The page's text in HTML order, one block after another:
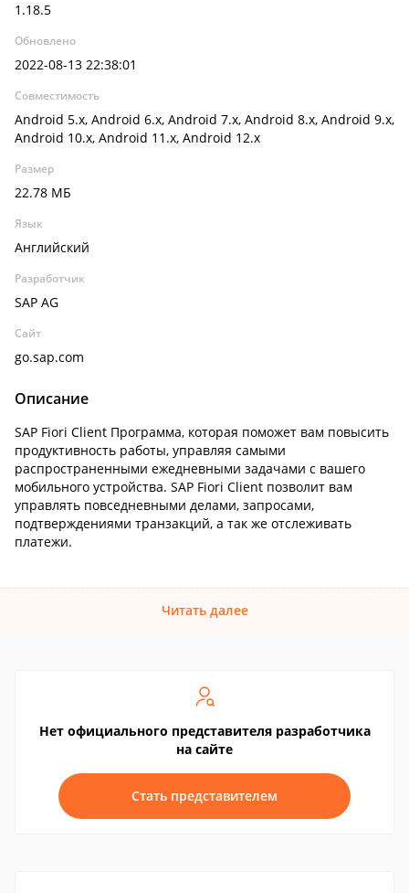
1.18.5
Обновлено
2022-08-13 22:38:01
Совместимость
Android 5.x, Android 6.x, Android 7.x, Android 8.x, Android 9.x,
Android 10.x, Android 11.x, Android 12.x
Размер
22.78 МБ
Язык
Английский
Разработчик
SAP AG
Сайт
go.sap.com
Описание
SAP Fiori Client Программа, которая поможет вам повысить
продуктивность работы, управляя самыми
распространенными ежедневными задачами с вашего
мобильного устройства. SAP Fiori Client позволит вам
управлять повседневными делами, запросами,
подтверждениями транзакций, а так же отслеживать
платежи.
Читать далее
Нет официального представителя разработчика
на сайте
Стать представителем